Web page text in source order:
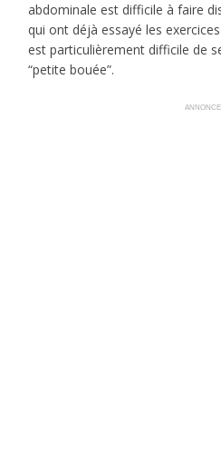
abdominale est difficile à faire
qui ont déjà essayé les
est particulièrement difficile de
“petite bouée”.
ANNONCE